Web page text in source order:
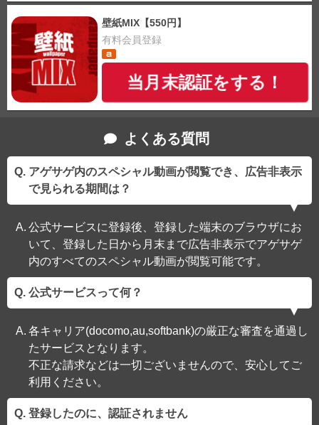
壁紙MIX【550円】
有料会員登録
当月末認証をする！
よくある質問
アゲサゲ内のスペシャル動画が閲覧でき、広告非表示
で見られる期間は？
公式サービスに登録後、登録した端末のブラウザにお
いて、登録した日から月末まで広告非表示でアゲサゲ
内のすべてのスペシャル動画が閲覧可能です。
公式サービスって何？
各キャリア(docomo,au,softbank)の厳正な審査を通過し
たサービスとなります。
不正な請求などは一切ございませんので、安心してご
利用ください。
登録したのに、認証されません